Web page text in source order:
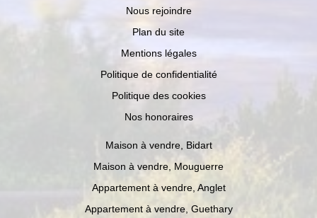
Nous rejoindre
Plan du site
Mentions légales
Politique de confidentialité
Politique des cookies
Nos honoraires
Maison à vendre, Bidart
Maison à vendre, Mouguerre
Appartement à vendre, Anglet
Appartement à vendre, Guethary